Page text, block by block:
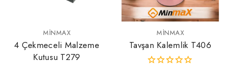
MINMAX
4 Çekmeceli Malzeme
Kutusu T279
MINMAX
Tavşan Kalemlik T406